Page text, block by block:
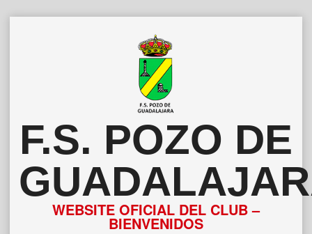
F.S. POZO DE
WEBSITE OFICIAL DEL CLUB –
BIENVENIDOS